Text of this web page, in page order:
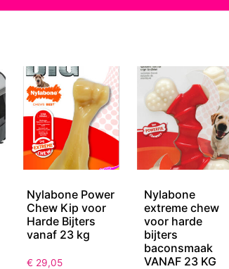
Nylabone Power
Chew Kip voor
Harde Bijters
vanaf 23 kg
€ 29,05
Nylabone
extreme chew
voor harde
bijters
baconsmaak
VANAF 23 KG